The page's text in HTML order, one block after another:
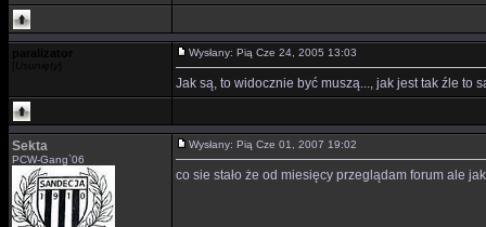
paralizator Wysłany: Pią Cze 24, 2005 13:03
Jak są, to widocznie być muszą..., jak jest tak źle to
Sekta
PCW-Gang`06
Wysłany: Pią Cze 01, 2007 19:02
co sie stało że od miesięcy przeglądam forum ale